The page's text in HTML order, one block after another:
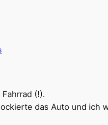
(!).
das Auto und ich